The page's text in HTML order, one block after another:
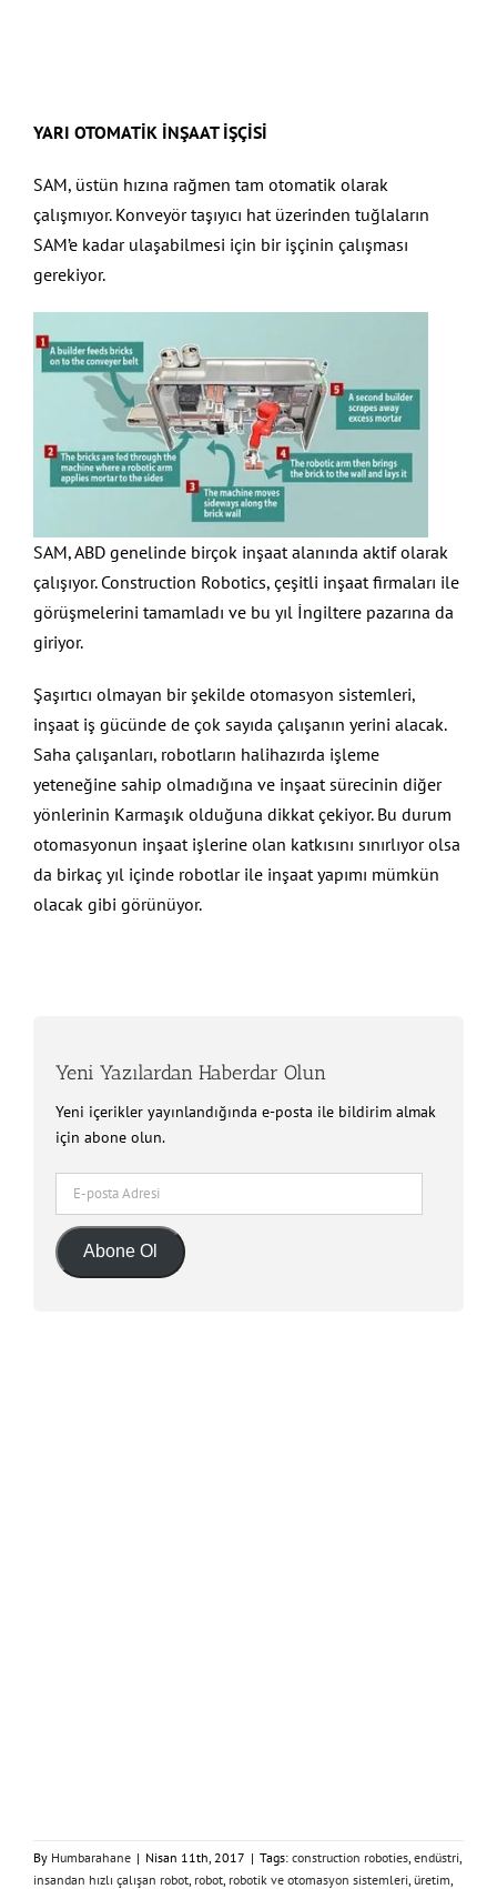
YARI OTOMATİK İNŞAAT İŞÇİSİ
SAM, üstün hızına rağmen tam otomatik olarak
çalışmıyor. Konveyör taşıyıcı hat üzerinden tuğlaların
SAM’e kadar ulaşabilmesi için bir işçinin çalışması
gerekiyor.
SAM, ABD genelinde birçok inşaat alanında aktif olarak
çalışıyor. Construction Robotics, çeşitli inşaat firmaları ile
görüşmelerini tamamladı ve bu yıl İngiltere pazarına da
giriyor.
Şaşırtıcı olmayan bir şekilde otomasyon sistemleri,
inşaat iş gücünde de çok sayıda çalışanın yerini alacak.
Saha çalışanları, robotların halihazırda işleme
yeteneğine sahip olmadığına ve inşaat sürecinin diğer
yönlerinin Karmaşık olduğuna dikkat çekiyor. Bu durum
otomasyonun inşaat işlerine olan katkısını sınırlıyor olsa
da birkaç yıl içinde robotlar ile inşaat yapımı mümkün
olacak gibi görünüyor.
Yeni Yazılardan Haberdar Olun
Yeni içerikler yayınlandığında e-posta ile bildirim almak
için abone olun.
posta
Adresi
Abone Ol
By Humbarahane | Nisan 11th, 2017 | Tags: construction roboties endüstri
insandan hızlı çalışan robot robot robotik ve otomasyon sistemleri üretim